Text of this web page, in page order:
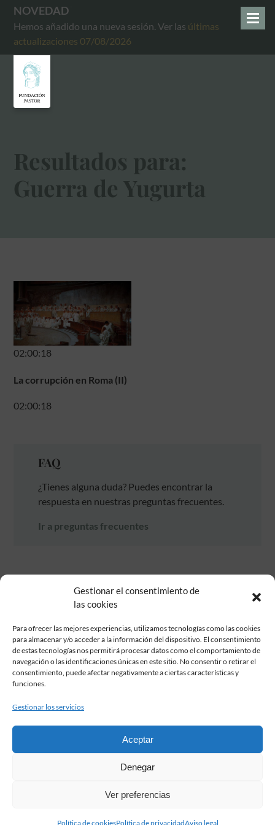
Gestionar el consentimiento de
las cookies
Para ofrecer las mejores experiencias, utilizamos tecnologías como las cookies
para almacenar y/o acceder a la información del dispositivo. El consentimiento
de estas tecnologías nos permitirá procesar datos como el comportamiento de
navegación o las identificaciones únicas en este sitio. No consentir o retirar el
consentimiento, puede afectar negativamente a ciertas características y
funciones.
Gestionar los servicios
Aceptar
Denegar
Ver preferencias
Política de cookiesPolítica de privacidadAviso legal
NOVEDAD
Hemos añadido una nueva sesión. Ver las últimas
actualizaciones 07/08/2026
Resultados para:
Guerra de Yugurta
02:00:18
La corrupción en Roma (II)
02:00:18
FAQ
¿Tienes alguna duda? Puedes encontrar la
respuesta en nuestras preguntas frecuentes.
Ir a preguntas frecuentes
Fundación Pastor de Estudios Clásicos
Calle Serrano, 107. Madrid, 28006.
915617236
2026 Todos los derechos reservados © Fundación Pastor. Sitio web
Condiciones de contratación
Aviso legal